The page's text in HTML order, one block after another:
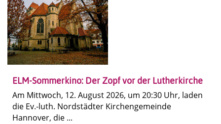
ELM-Sommerkino: Der Zopf vor der Lutherkirche
Am Mittwoch, 12. August 2026, um 20:30 Uhr, laden
die Ev.-luth. Nordstädter Kirchengemeinde
Hannover, die ...